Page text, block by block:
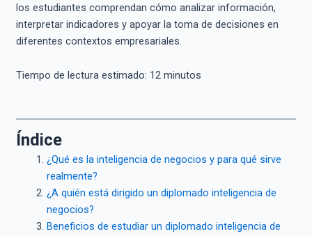
los estudiantes comprendan cómo analizar información,
interpretar indicadores y apoyar la toma de decisiones en
diferentes contextos empresariales.
Tiempo de lectura estimado: 12minutos
Índice
¿Qué es la inteligencia de negocios y para qué sirve
realmente?
¿A quién está dirigido un diplomado inteligencia de
negocios?
Beneficios de estudiar un diplomado inteligencia de